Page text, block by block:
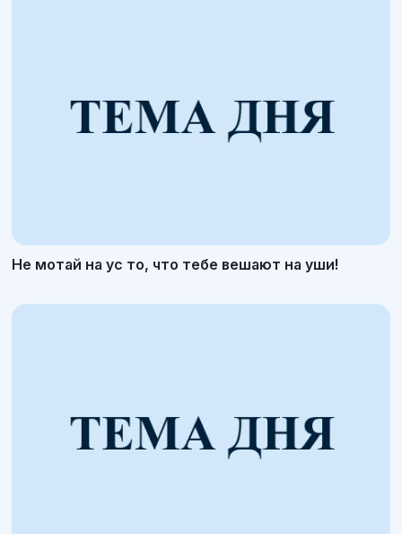
Не мотай на ус то, что тебе вешают на уши!